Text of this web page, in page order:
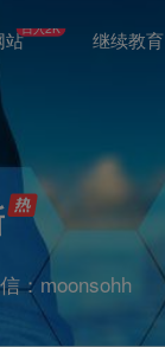
站日入2K 继续教育
：moonsohh